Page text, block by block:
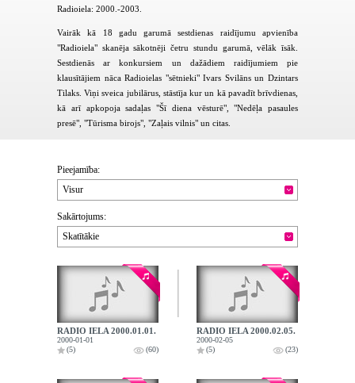
Radioiela: 2000.-2003.
Vairāk kā 18 gadu garumā sestdienas raidījumu apvienība
"Radioiela" skanēja sākotnēji četru stundu garumā, vēlāk īsāk.
Sestdienās ar konkursiem un dažādiem raidījumiem pie
klausītājiem nāca Radioielas "sētnieki" Ivars Svilāns un Dzintars
Tilaks. Viņi sveica jubilārus, stāstīja kur un kā pavadīt brīvdienas,
kā arī apkopoja sadaļas "Šī diena vēsturē", "Nedēļa pasaules
presē", "Tūrisma birojs", "Zaļais vilnis" un citas.
Pieejamība:
Visur
Sakārtojums:
Skatītākie
RADIO IELA 2000.01.01.
2000-01-01
(5)
(60)
RADIO IELA 2000.02.05.
2000-02-05
(5)
(23)